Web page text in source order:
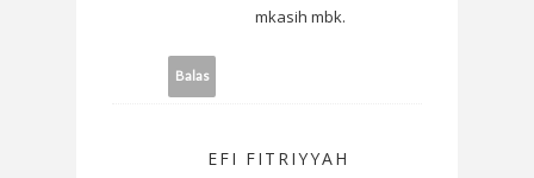
mkasih mbk.
Balas
EFI FITRIYYAH